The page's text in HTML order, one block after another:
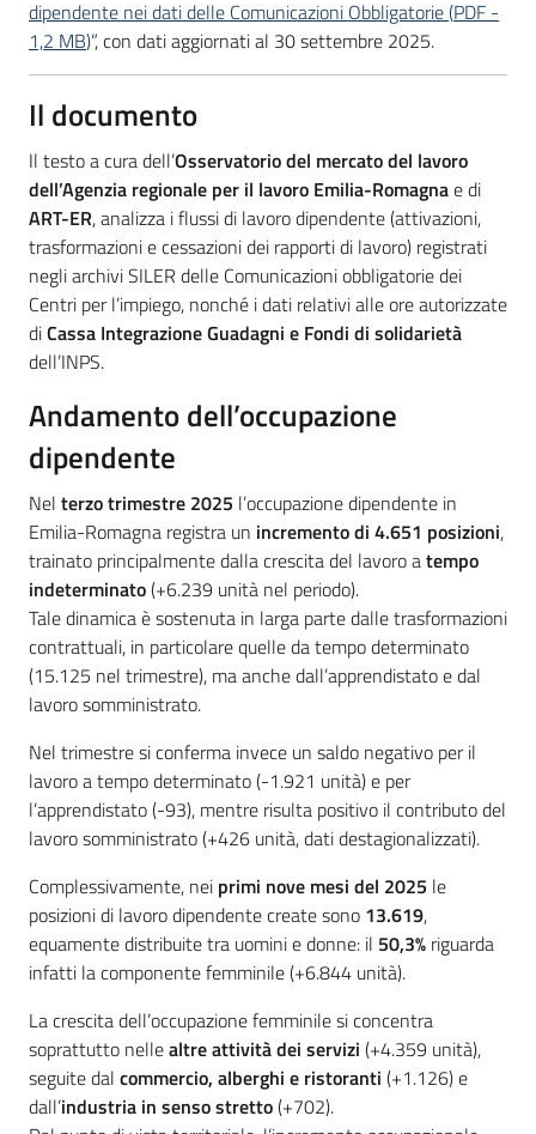
dipendente nei dati delle Comunicazioni Obbligatorie(PDF -
1,2 MB)”, con dati aggiornati al 30 settembre 2025.
Il documento
Il testo a cura dell’Osservatorio del mercato del lavoro
dell’Agenzia regionale per il lavoro Emilia-Romagnae di
ART-ER, analizza i flussi di lavoro dipendente (attivazioni,
trasformazioni e cessazioni dei rapporti di lavoro) registrati
negli archivi SILER delle Comunicazioni obbligatorie dei
Centri per l’impiego, nonché i dati relativi alle ore autorizzate
diCassa Integrazione Guadagni e Fondi di solidarietà
dell’INPS.
Andamento dell’occupazione
dipendente
Nel terzo trimestre 2025 l’occupazione dipendente in
Emilia-Romagna registra un incremento di 4.651 posizioni,
trainato principalmente dalla crescita del lavoro atempo
indeterminato(+6.239 unità nel periodo).
Tale dinamica è sostenuta in larga parte dalle trasformazioni
contrattuali, in particolare quelle da tempo determinato
(15.125 nel trimestre), ma anche dall’apprendistato e dal
lavoro somministrato.
Nel trimestre si conferma invece un saldo negativo per il
lavoro a tempo determinato (-1.921 unità) e per
l’apprendistato (-93), mentre risulta positivo il contributo del
lavoro somministrato (+426 unità, dati destagionalizzati).
Complessivamente, nei primi nove mesi del 2025 le
posizioni di lavoro dipendente create sono 13.619,
equamente distribuite tra uomini e donne: il 50,3% riguarda
infatti la componente femminile (+6.844 unità).
La crescita dell’occupazione femminile si concentra
soprattutto nellealtre attività dei servizi (+4.359 unità),
seguite dal commercio, alberghi e ristoranti (+1.126) e
dall’industria in senso stretto(+702).